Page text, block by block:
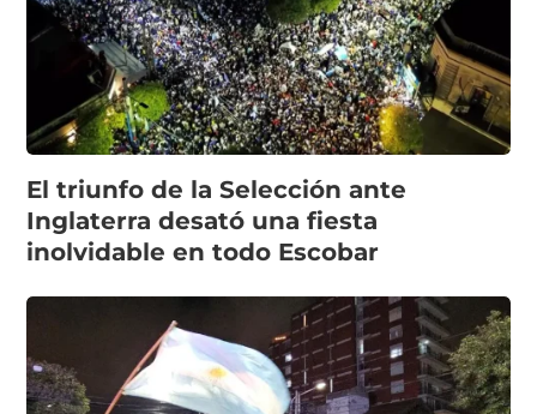
El triunfo de la Selección ante
Inglaterra desató una fiesta
inolvidable en todo Escobar